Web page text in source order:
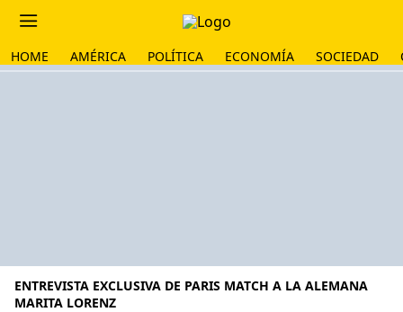
HOME AMÉRICA POLÍTICA ECONOMÍA SOCIEDAD
ENTREVISTA EXCLUSIVA DE PARIS MATCH A LA ALEMANA
MARITA LORENZ